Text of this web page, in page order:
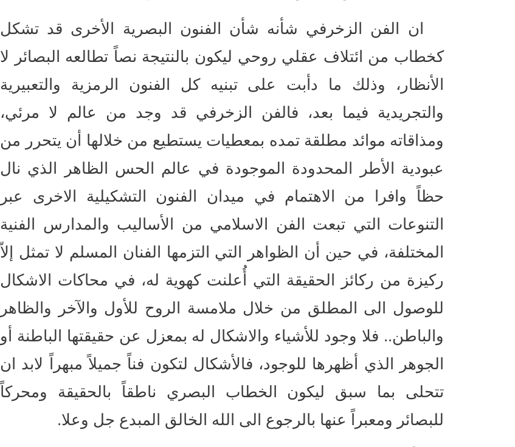
ان الفن الزخرفي شأنه شأن الفنون البصرية الأخرى قد تشكل
كخطاب من ائتلاف عقلي روحي ليكون بالنتيجة نصاً تطالعه البصائر لا
الأنظار، وذلك ما دأبت على تبنيه كل الفنون الرمزية والتعبيرية
والتجريدية فيما بعد، فالفن الزخرفي قد وجد من عالم لا مرئي،
ومذاقاته موائد مطلقة تمده بمعطيات يستطيع من خلالها أن يتحرر من
عبودية الأطر المحدودة الموجودة في عالم الحس الظاهر الذي نال
حظاً وافرا من الاهتمام في ميدان الفنون التشكيلية الاخرى عبر
التنوعات التي تبعت الفن الاسلامي من الأساليب والمدارس الفنية
المختلفة، في حين أن الظواهر التي التزمها الفنان المسلم لا تمثل إلاّ
ركيزة من ركائز الحقيقة التي أُعلنت كهوية له، في محاكات الاشكال
للوصول الى المطلق من خلال ملامسة الروح للأول والآخر والظاهر
والباطن.. فلا وجود للأشياء والاشكال له بمعزل عن حقيقتها الباطنة أو
الجوهر الذي أظهرها للوجود، فالأشكال لتكون فناً جميلاً مبهراً لابد ان
تتحلى بما سبق ليكون الخطاب البصري ناطقاً بالحقيقة ومحركاً
للبصائر ومعبراً عنها بالرجوع الى الله الخالق المبدع جل وعلا.